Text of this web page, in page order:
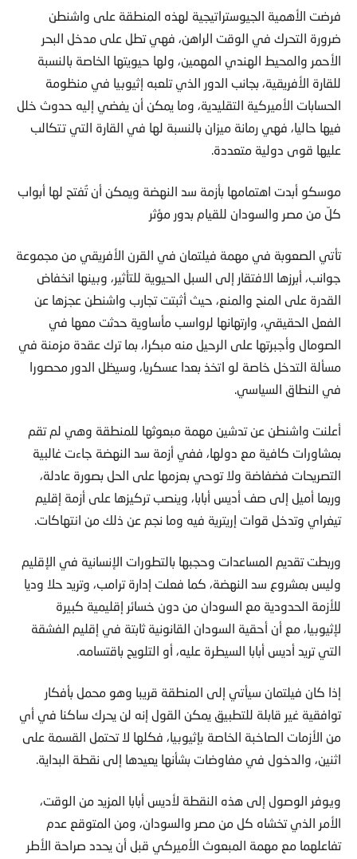
فرضت الأهمية الجيوستراتيجية لهذه المنطقة على واشنطن
ضرورة التحرك في الوقت الراهن، فهي تطل على مدخل البحر
الأحمر والمحيط الهندي المهمين، ولها حيويتها الخاصة بالنسبة
للقارة الأفريقية، بجانب الدور الذي تلعبه إثيوبيا في منظومة
الحسابات الأميركية التقليدية، وما يمكن أن يفضي إليه حدوث خلل
فيها حاليا، فهي رمانة ميزان بالنسبة لها في القارة التي تتكالب
عليها قوى دولية متعددة.
موسكو أبدت اهتمامها بأزمة سد النهضة ويمكن أن تُفتح لها أبواب
كلّ من مصر والسودان للقيام بدور مؤثر
تأتي الصعوبة في مهمة فيلتمان في القرن الأفريقي من مجموعة
جوانب، أبرزها الافتقار إلى السبل الحيوية للتأثير، وبينها انخفاض
القدرة على المنح والمنع، حيث أثبتت تجارب واشنطن عجزها عن
الفعل الحقيقي، وارتهانها لرواسب مأساوية حدثت معها في
الصومال وأجبرتها على الرحيل منه مبكرا، بما ترك عقدة مزمنة في
مسألة التدخل خاصة لو اتخذ بعدا عسكريا، وسيظل الدور محصورا
في النطاق السياسي.
أعلنت واشنطن عن تدشين مهمة مبعوثها للمنطقة وهي لم تقم
بمشاورات كافية مع دولها، ففي أزمة سد النهضة جاءت غالبية
التصريحات فضفاضة ولا توحي بعزمها على الحل بصورة عادلة،
وربما أميل إلى صف أديس أبابا، وينصب تركيزها على أزمة إقليم
تيغراي وتدخل قوات إريترية فيه وما نجم عن ذلك من انتهاكات.
وربطت تقديم المساعدات وحجبها بالتطورات الإنسانية في الإقليم
وليس بمشروع سد النهضة، كما فعلت إدارة ترامب، وتريد حلا وديا
للأزمة الحدودية مع السودان من دون خسائر إقليمية كبيرة
لإثيوبيا، مع أن أحقية السودان القانونية ثابتة في إقليم الفشقة
التي تريد أديس أبابا السيطرة عليه، أو التلويح باقتسامه.
إذا كان فيلتمان سيأتي إلى المنطقة قريبا وهو محمل بأفكار
توافقية غير قابلة للتطبيق يمكن القول إنه لن يحرك ساكنا في أي
من الأزمات الصاخبة الخاصة بإثيوبيا، فكلها لا تحتمل القسمة على
اثنين، والدخول في مفاوضات بشأنها يعيدها إلى نقطة البداية.
ويوفر الوصول إلى هذه النقطة لأديس أبابا المزيد من الوقت،
الأمر الذي تخشاه كل من مصر والسودان، ومن المتوقع عدم
تفاعلهما مع مهمة المبعوث الأميركي قبل أن يحدد صراحة الأطر